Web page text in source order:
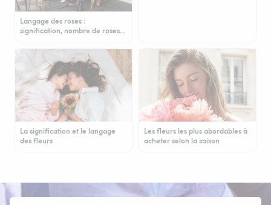
Langage des roses :
signification, nombre de roses…
La signification et le langage
des fleurs
Les fleurs les plus abordables à
acheter selon la saison